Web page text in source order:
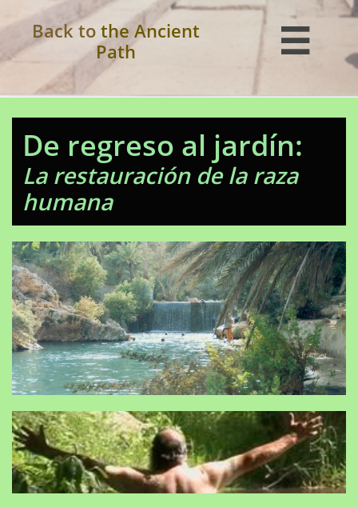
Back to the Ancient
Path

De regreso al jardín:
La restauración de la raza
humana